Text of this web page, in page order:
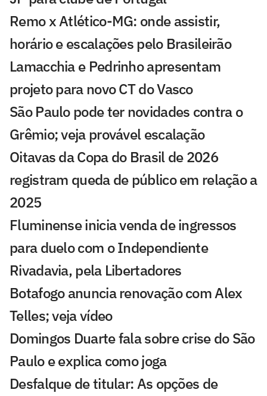
Remo x Atlético-MG: onde assistir,
horário e escalações pelo Brasileirão
Lamacchia e Pedrinho apresentam
projeto para novo CT do Vasco
São Paulo pode ter novidades contra o
Grêmio; veja provável escalação
Oitavas da Copa do Brasil de 2026
registram queda de público em relação a
2025
Fluminense inicia venda de ingressos
para duelo com o Independiente
Rivadavia, pela Libertadores
Botafogo anuncia renovação com Alex
Telles; veja vídeo
Domingos Duarte fala sobre crise do São
Paulo e explica como joga
Desfalque de titular: As opções de